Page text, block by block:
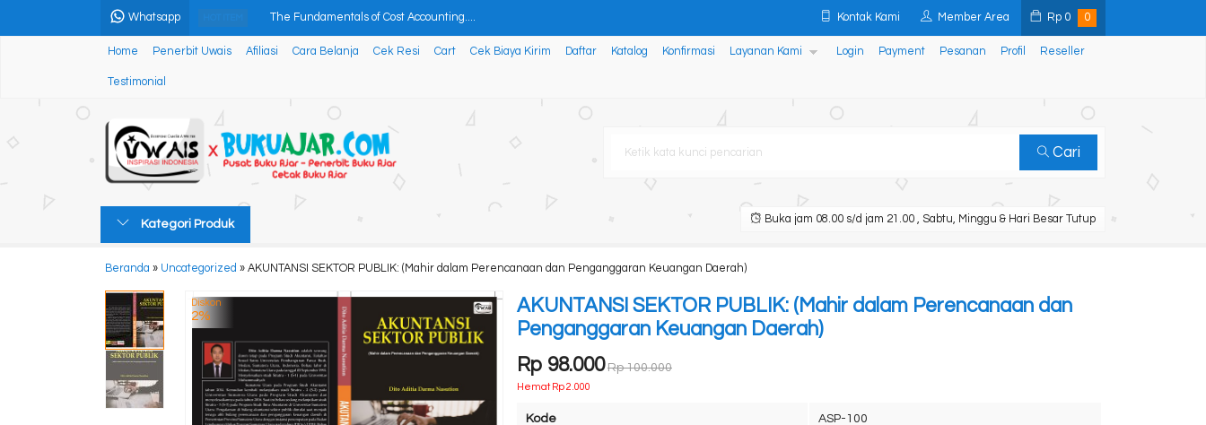
Whatsapp The Fundamentals of Cost Accounting....
PENGANTAR ILMU PARIWISATA (Sejarah, Jenis, Macam, ....
Manajemen Budidaya Ikan Kakap Putih (Lates calcar....
INDEKS PERTAHANAN WILAYAH KALIMANTAN: Analisis Per....
BANGUN RUANG SISI DATAR BUKU PENDAMPING MERDEKA BE....
PENGELOLAAN SAMPAH MANDIRI DAN RAMAH LINGKUNGAN ME....
Kontak Kami Member Area Rp 0 0
Home Penerbit Uwais Afiliasi Cara Belanja Cek Resi Cart Cek Biaya Kirim Daftar Katalog Konfirmasi Layanan Kami Login Payment Pesanan Profil Reseller
Testimonial
Cari
Kategori Produk Buka jam 08.00 s/d jam 21.00 , Sabtu, Minggu & Hari Besar Tutup
Beranda » Uncategorized » AKUNTANSI SEKTOR PUBLIK: (Mahir dalam Perencanaan dan Penganggaran Keuangan Daerah)
Diskon
2%
AKUNTANSI SEKTOR PUBLIK: (Mahir dalam Perencanaan dan
Penganggaran Keuangan Daerah)
Rp 98.000 Rp 100.000
Hemat Rp 2.000
Kode ASP-100